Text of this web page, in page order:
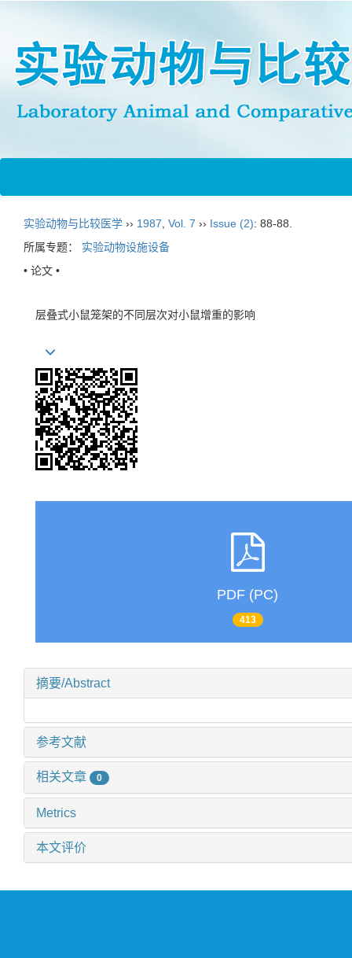
实验动物与比较医学 ›› 1987 Vol. 7 ›› Issue (2): 88-88.
所属专题： 实验动物设施设备
• 论文 •
层叠式小鼠笼架的不同层次对小鼠增重的影响
PDF (PC)
413
摘要/Abstract
参考文献
相关文章 0
Metrics
本文评价